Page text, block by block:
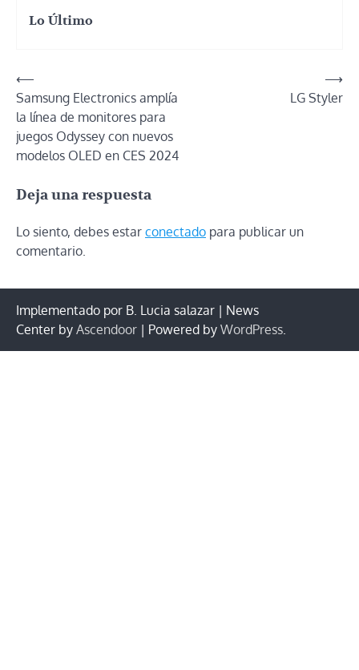
Lo Último
Navegación
de
entradas
⟵
Samsung Electronics amplía
la línea de monitores para
juegos Odyssey con nuevos
modelos OLED en CES 2024
LG Styler
⟶
Deja una respuesta
Lo siento, debes estar conectado para publicar un
comentario.
Implementado por B. Lucia salazar | News
Center by Ascendoor | Powered by WordPress